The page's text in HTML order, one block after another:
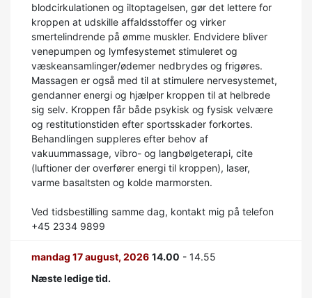
blodcirkulationen og iltoptagelsen, gør det lettere for
kroppen at udskille affaldsstoffer og virker
smertelindrende på ømme muskler. Endvidere bliver
venepumpen og lymfesystemet stimuleret og
væskeansamlinger/ødemer nedbrydes og frigøres.
Massagen er også med til at stimulere nervesystemet,
gendanner energi og hjælper kroppen til at helbrede
sig selv. Kroppen får både psykisk og fysisk velvære
og restitutionstiden efter sportsskader forkortes.
Behandlingen suppleres efter behov af
vakuummassage, vibro- og langbølgeterapi, cite
(luftioner der overfører energi til kroppen), laser,
varme basaltsten og kolde marmorsten.
Ved tidsbestilling samme dag, kontakt mig på telefon
+45 2334 9899
mandag 17 august, 2026 14.00 - 14.55
Næste ledige tid.